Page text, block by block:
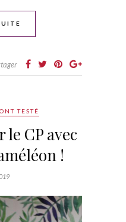
TESTÉ
CP avec
!